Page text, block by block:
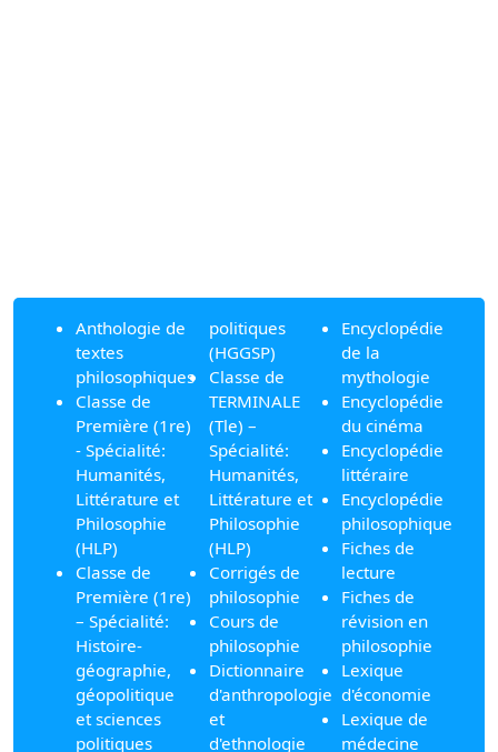
Anthologie de
textes
philosophiques
Classe de
Première (1re)
- Spécialité:
Humanités,
Littérature et
Philosophie
(HLP)
Classe de
Première (1re)
– Spécialité:
Histoire-
géographie,
géopolitique
et sciences
politiques
politiques
(HGGSP)
Classe de
TERMINALE
(Tle) –
Spécialité:
Humanités,
Littérature et
Philosophie
(HLP)
Corrigés de
philosophie
Cours de
philosophie
Dictionnaire
d'anthropologie
et
d'ethnologie
Encyclopédie
de la
mythologie
Encyclopédie
du cinéma
Encyclopédie
littéraire
Encyclopédie
philosophique
Fiches de
lecture
Fiches de
révision en
philosophie
Lexique
d'économie
Lexique de
médecine